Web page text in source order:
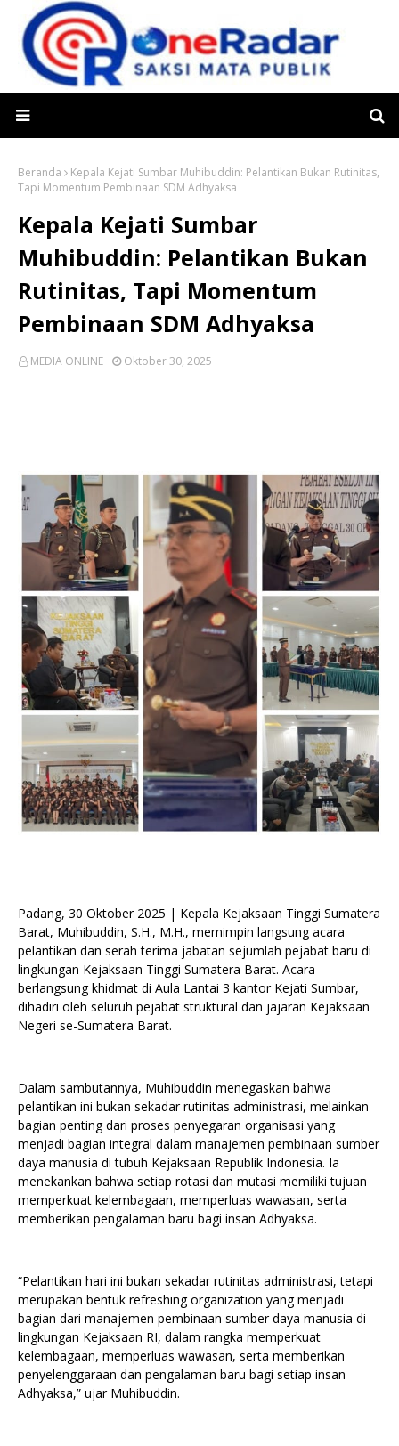
Beranda
Kepala Kejati Sumbar Muhibuddin: Pelantikan Bukan Rutinitas,
Tapi Momentum Pembinaan SDM Adhyaksa
Kepala Kejati Sumbar
Muhibuddin: Pelantikan Bukan
Rutinitas, Tapi Momentum
Pembinaan SDM Adhyaksa
MEDIA ONLINE Oktober 30, 2025
Padang, 30 Oktober 2025 | Kepala Kejaksaan Tinggi Sumatera
Barat, Muhibuddin, S.H., M.H., memimpin langsung acara
pelantikan dan serah terima jabatan sejumlah pejabat baru di
lingkungan Kejaksaan Tinggi Sumatera Barat. Acara
berlangsung khidmat di Aula Lantai 3 kantor Kejati Sumbar,
dihadiri oleh seluruh pejabat struktural dan jajaran Kejaksaan
Negeri se-Sumatera Barat.
Dalam sambutannya, Muhibuddin menegaskan bahwa
pelantikan ini bukan sekadar rutinitas administrasi, melainkan
bagian penting dari proses penyegaran organisasi yang
menjadi bagian integral dalam manajemen pembinaan sumber
daya manusia di tubuh Kejaksaan Republik Indonesia. Ia
menekankan bahwa setiap rotasi dan mutasi memiliki tujuan
memperkuat kelembagaan, memperluas wawasan, serta
memberikan pengalaman baru bagi insan Adhyaksa.
“Pelantikan hari ini bukan sekadar rutinitas administrasi, tetapi
merupakan bentuk refreshing organization yang menjadi
bagian dari manajemen pembinaan sumber daya manusia di
lingkungan Kejaksaan RI, dalam rangka memperkuat
kelembagaan, memperluas wawasan, serta memberikan
penyelenggaraan dan pengalaman baru bagi setiap insan
Adhyaksa,” ujar Muhibuddin.